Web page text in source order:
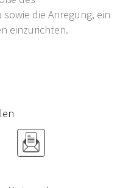
die Anregung, ein
einzurichten.